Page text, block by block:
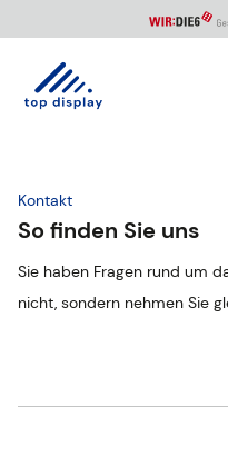
Display
Kontakt
Kontakt
So finden Sie uns
Sie haben Fragen rund um
nicht, sondern nehmen Sie